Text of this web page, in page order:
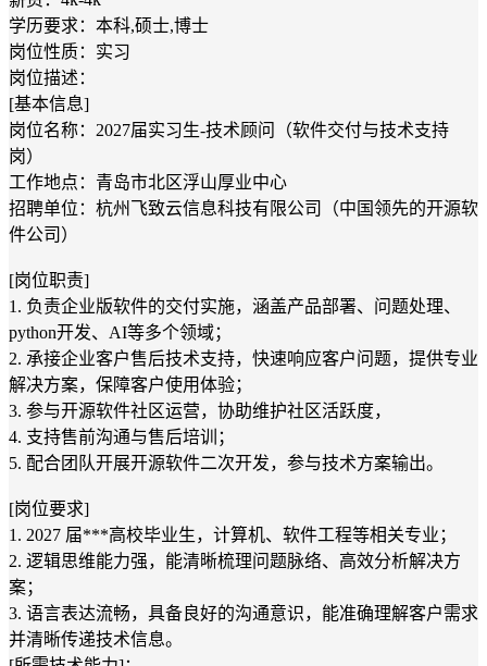
学历要求：本科,硕士,博士
岗位性质：实习
岗位描述：
[基本信息]
岗位名称：2027届实习生-技术顾问（软件交付与技术支持
岗）
工作地点：青岛市北区浮山厚业中心
招聘单位：杭州飞致云信息科技有限公司（中国领先的开源软
件公司）
[岗位职责]
1. 负责企业版软件的交付实施，涵盖产品部署、问题处理、
python开发、AI等多个领域；
2. 承接企业客户售后技术支持，快速响应客户问题，提供专业
解决方案，保障客户使用体验；
3. 参与开源软件社区运营，协助维护社区活跃度，
4. 支持售前沟通与售后培训；
5. 配合团队开展开源软件二次开发，参与技术方案输出。
[岗位要求]
1. 2027 届***高校毕业生，计算机、软件工程等相关专业；
2. 逻辑思维能力强，能清晰梳理问题脉络、高效分析解决方
案；
3. 语言表达流畅，具备良好的沟通意识，能准确理解客户需求
并清晰传递技术信息。